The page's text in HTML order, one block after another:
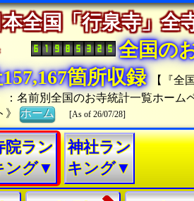
全国「行泉寺」全
全国の
箇所収録
【『全
：名前別全国のお寺統計一覧ホーム
》ホーム [As of 26/07/28]
院ラン
ング▼
神社ラン
キング▼